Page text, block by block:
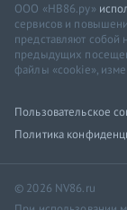
ООО «НВ86.ру»
сервисов и
представляют
предыдущих
файлы «cookie»,
Пользовательское
Политика
© 2026 NV86.ru